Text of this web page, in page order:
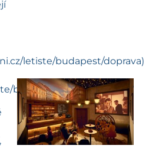
letiste/budapest/doprava)
budapest/).